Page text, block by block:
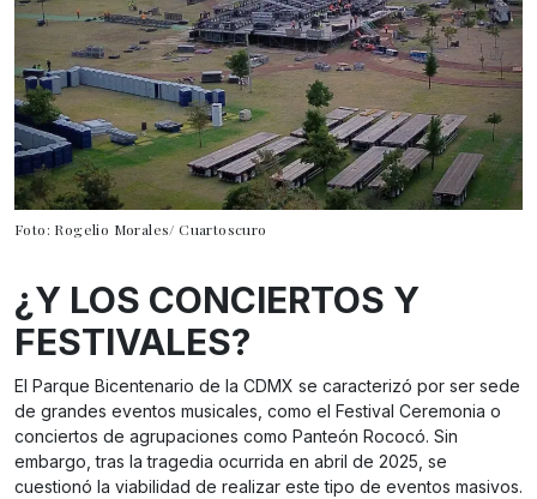
Foto: Rogelio Morales/ Cuartoscuro
¿Y LOS CONCIERTOS Y
FESTIVALES?
El Parque Bicentenario de la CDMX se caracterizó por ser sede
de grandes eventos musicales, como el Festival Ceremonia o
conciertos de agrupaciones como Panteón Rococó. Sin
embargo, tras la tragedia ocurrida en abril de 2025, se
cuestionó la viabilidad de realizar este tipo de eventos masivos.